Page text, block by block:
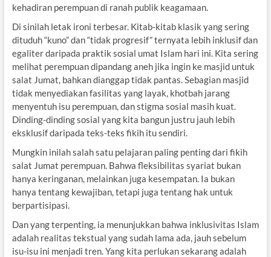
kehadiran perempuan di ranah publik keagamaan.
Di sinilah letak ironi terbesar. Kitab-kitab klasik yang sering
dituduh “kuno” dan “tidak progresif” ternyata lebih inklusif dan
egaliter daripada praktik sosial umat Islam hari ini. Kita sering
melihat perempuan dipandang aneh jika ingin ke masjid untuk
salat Jumat, bahkan dianggap tidak pantas. Sebagian masjid
tidak menyediakan fasilitas yang layak, khotbah jarang
menyentuh isu perempuan, dan stigma sosial masih kuat.
Dinding-dinding sosial yang kita bangun justru jauh lebih
eksklusif daripada teks-teks fikih itu sendiri.
Mungkin inilah salah satu pelajaran paling penting dari fikih
salat Jumat perempuan. Bahwa fleksibilitas syariat bukan
hanya keringanan, melainkan juga kesempatan. Ia bukan
hanya tentang kewajiban, tetapi juga tentang hak untuk
berpartisipasi.
Dan yang terpenting, ia menunjukkan bahwa inklusivitas Islam
adalah realitas tekstual yang sudah lama ada, jauh sebelum
isu-isu ini menjadi tren. Yang kita perlukan sekarang adalah